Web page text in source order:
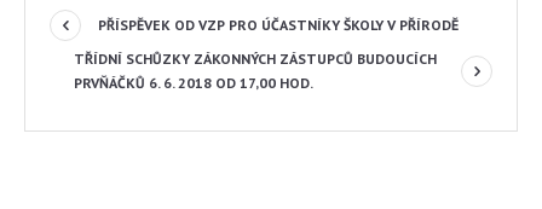
PŘÍSPĚVEK OD VZP PRO ÚČASTNÍKY ŠKOLY V PŘÍRODĚ
TŘÍDNÍ SCHŮZKY ZÁKONNÝCH ZÁSTUPCŮ BUDOUCÍCH
PRVŇÁČKŮ 6. 6. 2018 OD 17,00 HOD.